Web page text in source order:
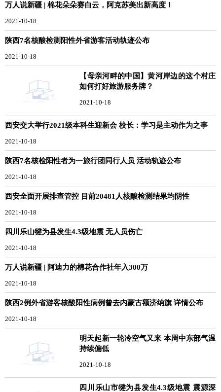
万人说新疆 | 棉花朵朵赛白云，阿克苏美出新高度！
2021-10-18
陕西7名核酸检测阳性外省游客活动轨迹公布
2021-10-18
【母亲河畔的中国】黄河岸边的这个村庄
如何打好旅游服务牌？
2021-10-18
西安交大举行2021级本科生迎新会 校长：学习是主动作为之事
2021-10-18
陕西7名核检阳性者为一旅行团同行人员 活动轨迹公布
2021-10-18
西安全面开展排查管控 目前20481人核酸检测结果均阴性
2021-10-18
四川乐山犍为县发生4.3级地震 无人员伤亡
2021-10-18
万人说新疆 | 阿迪力的棉花合作社年入300万
2021-10-18
陕西2例外省游客核酸阳性病例曾去内蒙古额济纳旗 详情公布
2021-10-18
明天起新一轮冷空气又来 本周中东部气温
持续偏低
2021-10-18
四川乐山市犍为县发生4.3级地震 震源深